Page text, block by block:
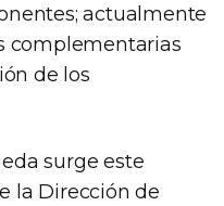
actualmente
complementarias
de los
surge este
la Dirección de